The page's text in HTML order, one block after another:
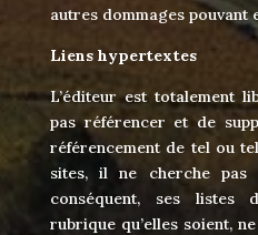
autres dommages pouvant
Liens hypertextes
L’éditeur est totalement
pas référencer et de
référencement de tel ou
sites, il ne cherche
conséquent, ses listes
rubrique qu’elles soient,